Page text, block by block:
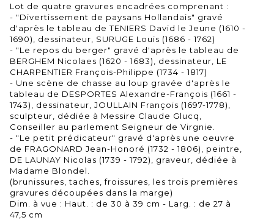
Lot de quatre gravures encadrées comprenant :
- "Divertissement de paysans Hollandais" gravé
d'après le tableau de TENIERS David le Jeune (1610 -
1690), dessinateur, SURUGE Louis (1686 - 1762)
- "Le repos du berger" gravé d'après le tableau de
BERGHEM Nicolaes (1620 - 1683), dessinateur, LE
CHARPENTIER François-Philippe (1734 - 1817)
- Une scène de chasse au loup gravée d'après le
tableau de DESPORTES Alexandre-François (1661 -
1743), dessinateur, JOULLAIN François (1697-1778),
sculpteur, dédiée à Messire Claude Glucq,
Conseiller au parlement Seigneur de Virgnie.
- "Le petit prédicateur" gravé d'après une oeuvre
de FRAGONARD Jean-Honoré (1732 - 1806), peintre,
DE LAUNAY Nicolas (1739 - 1792), graveur, dédiée à
Madame Blondel.
(brunissures, taches, froissures, les trois premières
gravures découpées dans la marge)
Dim. à vue : Haut. : de 30 à 39 cm - Larg. : de 27 à
47,5 cm